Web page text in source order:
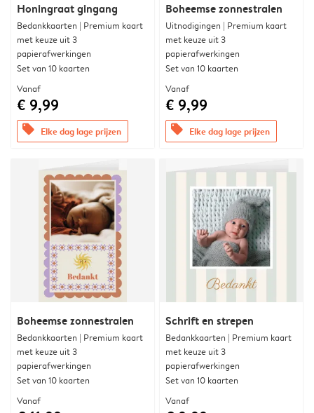
Honingraat gingang
Bedankkaarten | Premium kaart
met keuze uit 3
papierafwerkingen
Set van 10 kaarten
Vanaf
€ 9,99
offers Elke dag lage prijzen
Boheemse zonnestralen
Uitnodigingen | Premium kaart
met keuze uit 3
papierafwerkingen
Set van 10 kaarten
Vanaf
€ 9,99
offers Elke dag lage prijzen
Boheemse zonnestralen
Bedankkaarten | Premium kaart
met keuze uit 3
papierafwerkingen
Set van 10 kaarten
Vanaf
Schrift en strepen
Bedankkaarten | Premium kaart
met keuze uit 3
papierafwerkingen
Set van 10 kaarten
Vanaf